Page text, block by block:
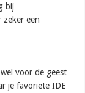
bij
zeker een
voor de geest
je favoriete IDE